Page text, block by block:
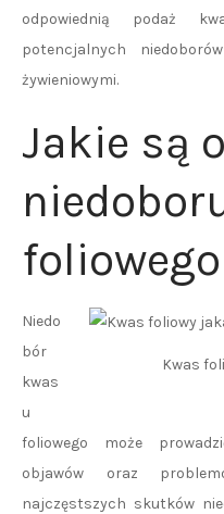
odpowiednią podaż
potencjalnych
żywieniowymi.
Jakie są
foliowego
Kwas
Niedo
bór
kwas
u
foliowego może
objawów oraz
najczęstszych skutków